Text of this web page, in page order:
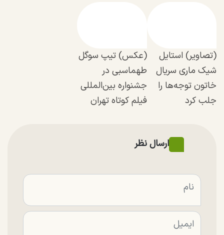
(تصاویر) استایل
شیک ماری سریال
خاتون توجه‌ها را
جلب کرد
(عکس) تیپ سوگل
طهماسبی در
جشنواره بین‌المللی
فیلم کوتاه تهران
ارسال نظر